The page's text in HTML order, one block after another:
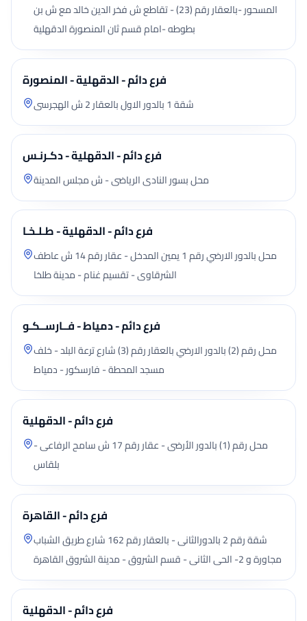
المسحور -بالعقار رقم (23) - تقاطع ش فخر الدين خالد مع ش بن
بطوطه -امام قسم ثان المنصورة الدقهلية
فرع دائم - الدقهلية - المنصورة
شقة 1 بالدور الاول بالعقار 2 ش الهجرسى
فرع دائم - الدقهلية - دكـرنـس
محل بسور النادى الرياضى - ش مجلس المدينة
فرع دائم - الدقهلية - طـلـخـا
محل بالدور الارضي رقم 1 يمين المدخل - عقار رقم 14 ش عاطف
الشرقاوى - تقسيم غنام - مدينة طلخا
فرع دائم - دمياط - فــارســكـو
محل رقم (2) بالدور الارضي بالعقار رقم (3) شارع ترعة البلد - خلف
مسجد المحطة - فارسكور - دمياط
فرع دائم - الدقهلية
محل رقم (1) بالدور الأرضى - عقار رقم 17 ش سامح الرفاعى -
بلقاس
فرع دائم - القاهرة
شقة رقم 2 بالدورالثانى - بالعقار رقم 162 شارع طريق الشباب
مجاورة و 2- الحى الثانى - قسم الشروق - مدينة الشروق القاهرة
فرع دائم - الدقهلية